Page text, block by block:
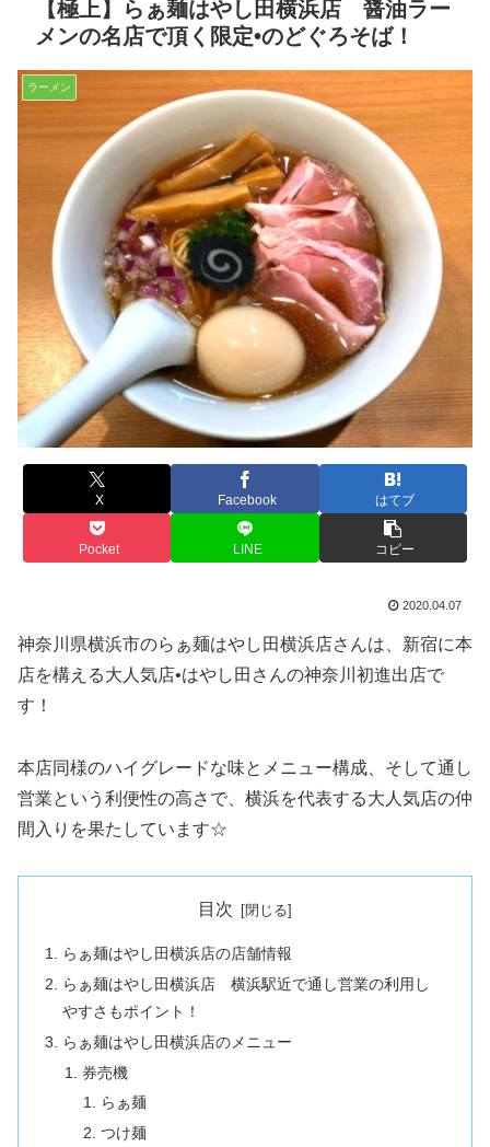
【極上】らぁ麺はやし田横浜店 醤油ラー
メンの名店で頂く限定•のどぐろそば！
ラーメン
X Facebook はてブ
Pocket LINE コピー
2020.04.07
神奈川県横浜市のらぁ麺はやし田横浜店さんは、新宿に本
店を構える大人気店•はやし田さんの神奈川初進出店で
す！
本店同様のハイグレードな味とメニュー構成、そして通し
営業という利便性の高さで、横浜を代表する大人気店の仲
間入りを果たしています☆
目次
らぁ麺はやし田横浜店の店舗情報
らぁ麺はやし田横浜店 横浜駅近で通し営業の利用し
やすさもポイント！
らぁ麺はやし田横浜店のメニュー
券売機
らぁ麺
つけ麺